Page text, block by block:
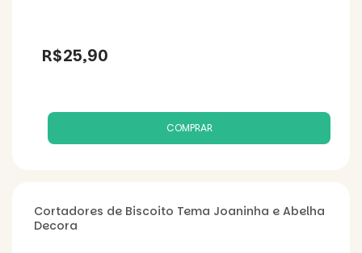
R$25,90
Cortadores de Biscoito Tema Joaninha e Abelha
Decora